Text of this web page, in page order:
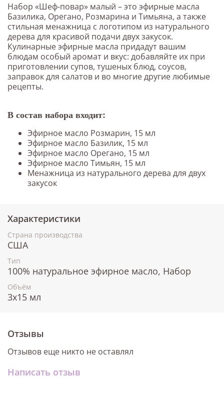
Набор «Шеф-повар» малый – это эфирные масла
Базилика, Орегано, Розмарина и Тимьяна, а также
стильная менажница с логотипом из натурального
дерева для красивой подачи двух закусок.
Кулинарные эфирные масла придадут вашим
блюдам особый аромат и вкус: добавляйте их при
приготовлении супов, тушеных блюд, соусов,
заправок для салатов и во многие другие любимые
рецепты.
В состав набора входит:
Эфирное масло Розмарин, 15 мл
Эфирное масло Базилик, 15 мл
Эфирное масло Орегано, 15 мл
Эфирное масло Тимьян, 15 мл
Менажница из натурального дерева для двух
закусок
Характеристики
Страна производства
США
Тип
100% натуральное эфирное масло, Набор
Объём
3x15 мл
Отзывы
Отзывов еще никто не оставлял
Написать отзыв